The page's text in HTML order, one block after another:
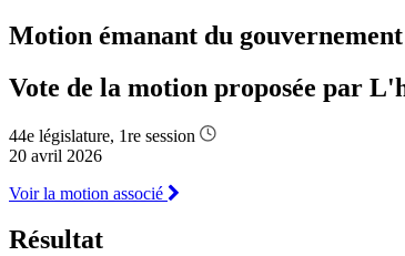
Motion émanant du
Vote de la motion proposée par
44e législature, 1re session
20 avril 2026
Voir la motion associé
Résultat